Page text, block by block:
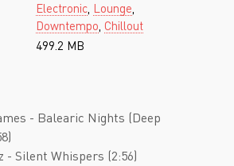
Electronic Lounge
Downtempo Chillout
499.2 MB
- Balearic Nights (Deep
- Silent Whispers (2:56)